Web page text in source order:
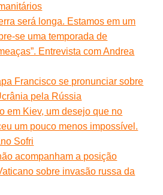
será longa. Estamos em um
se uma temporada de
Entrevista com Andrea
Francisco se pronunciar sobre
pela Rússia
em Kiev, um desejo que no
um pouco menos impossível.
Sofri
acompanham a posição
sobre invasão russa da